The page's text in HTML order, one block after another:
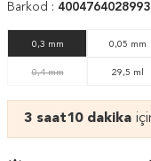
Barkod : 4004764028993
0,3 mm 0,05 mm
0,4 mm 29,5 ml
3 saat10 dakika